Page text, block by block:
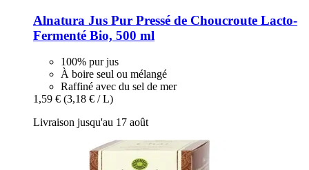
Alnatura Jus Pur Pressé de Choucroute Lacto-​
Fermenté Bio, 500 ml
100% pur jus
À boire seul ou mélangé
Raffiné avec du sel de mer
1,59 € (3,18 € / L)
Livraison jusqu'au 17 août